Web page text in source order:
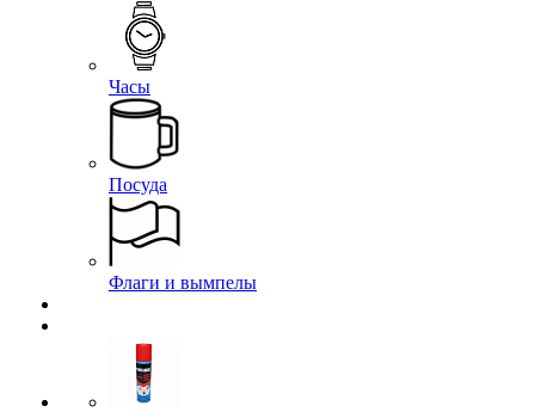
Часы
Посуда
Флаги и вымпелы